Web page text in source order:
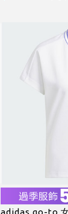
adidas go-to